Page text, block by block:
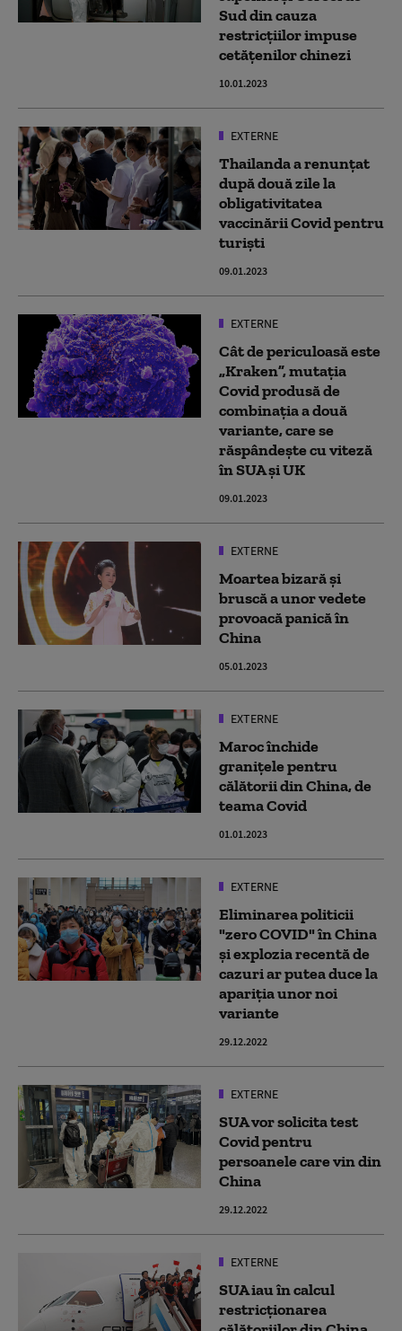
Sud din cauza
restricțiilor impuse
cetățenilor chinezi
10.01.2023
EXTERNE
Thailanda a renunțat
după două zile la
obligativitatea
vaccinării Covid pentru
turiști
09.01.2023
EXTERNE
Cât de periculoasă este
„Kraken”, mutația
Covid produsă de
combinația a două
variante, care se
răspândește cu viteză
în SUA și UK
09.01.2023
EXTERNE
Moartea bizară și
bruscă a unor vedete
provoacă panică în
China
05.01.2023
EXTERNE
Maroc închide
granițele pentru
călătorii din China, de
teama Covid
01.01.2023
EXTERNE
Eliminarea politicii
"zero COVID" în China
și explozia recentă de
cazuri ar putea duce la
apariția unor noi
variante
29.12.2022
EXTERNE
SUA vor solicita test
Covid pentru
persoanele care vin din
China
29.12.2022
EXTERNE
SUA iau în calcul
restricționarea